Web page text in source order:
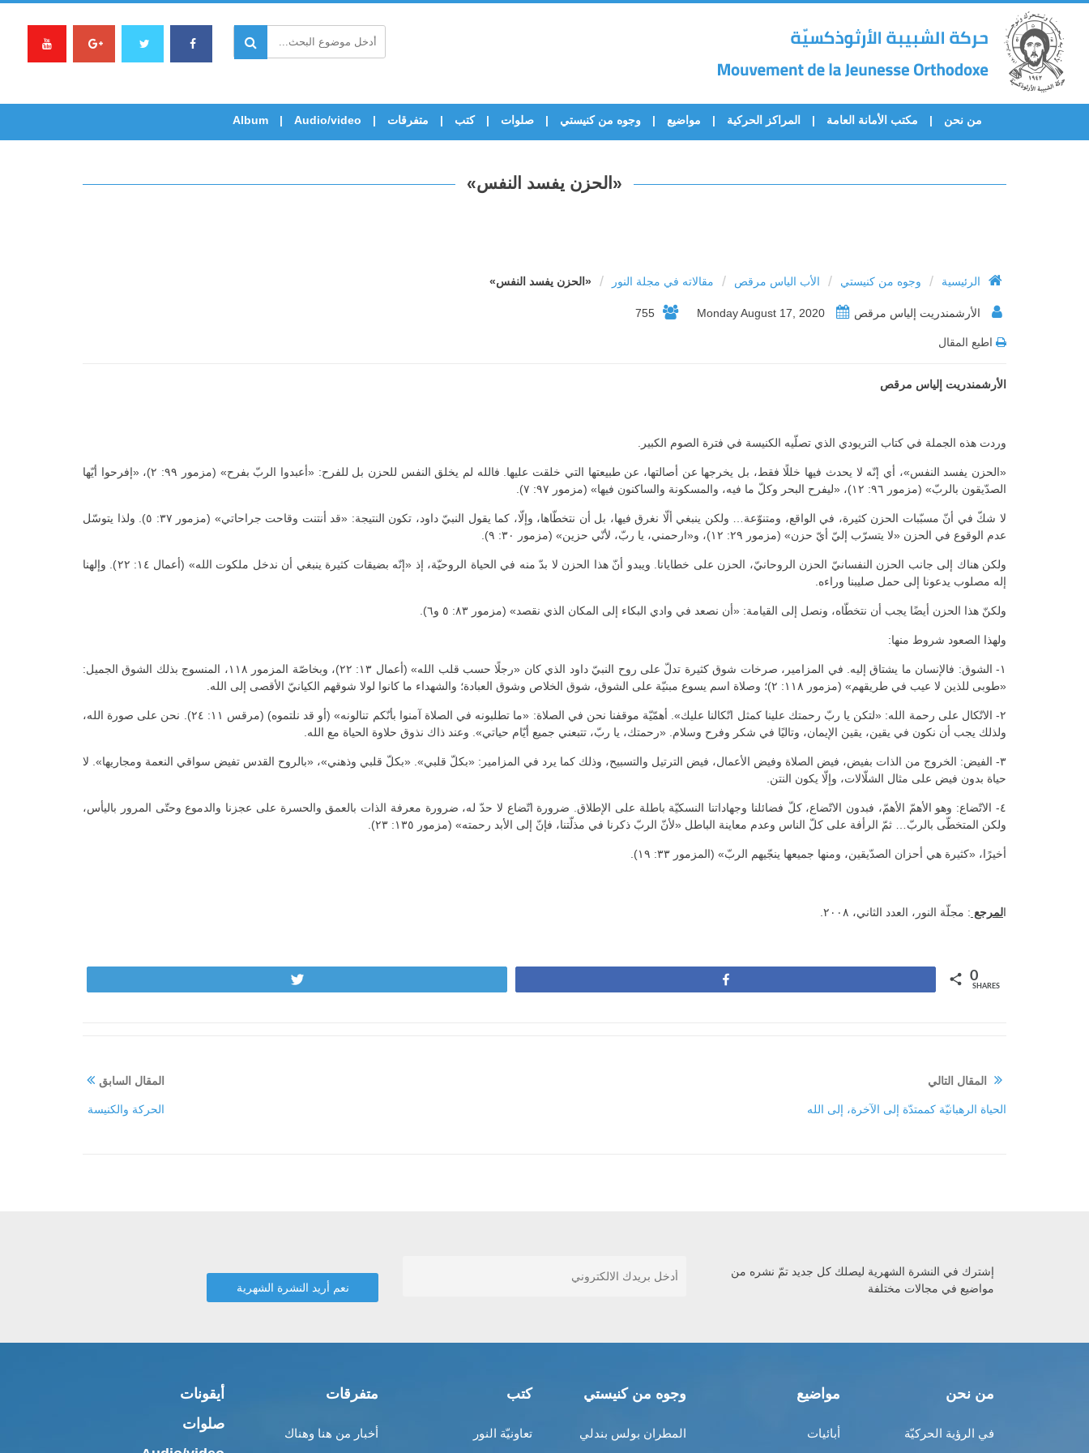
من نحن مكتب الأمانة العامة المراكز الحركية مواضيع وجوه من كنيستي صلوات كتب متفرقات Audio/video
Album
«الحزن يفسد النفس»
الرئيسية / وجوه من كنيستي / الأب الياس مرقص / مقالاته في مجلة النور / «الحزن يفسد النفس»
الأرشمندريت إلياس مرقص 755
اطبع المقال
الأرشمندريت إلياس مرقص
وردت هذه الجملة في كتاب التريودي الذي تصلّيه الكنيسة في فترة الصوم الكبير.
«الحزن يفسد النفس»، أي إنّه لا يحدث فيها خللًا فقط، بل يخرجها عن أصالتها، عن طبيعتها التي خلقت عليها. فالله لم يخلق النفس للحزن بل للفرح: «أعبدوا الربّ بفرح» (مزمور ٩٩: ٢)، «إفرحوا أيّها
الصدّيقون بالربّ» (مزمور ٩٦: ١٢)، «ليفرح البحر وكلّ ما فيه، والمسكونة والساكنون فيها» (مزمور ٩٧: ٧).
لا شكّ في أنّ مسبّبات الحزن كثيرة، في الواقع، ومتنوّعة… ولكن ينبغي ألّا نغرق فيها، بل أن نتخطّاها، وإلّا، كما يقول النبيّ داود، تكون النتيجة: «قد أنتنت وقاحت جراحاتي» (مزمور ٣٧: ٥). ولذا يتوسّل
عدم الوقوع في الحزن «لا يتسرّب إليّ أيّ حزن» (مزمور ٢٩: ١٢)، و«ارحمني، يا ربّ، لأنّي حزين» (مزمور ٣٠: ٩).
ولكن هناك إلى جانب الحزن النفسانيّ الحزن الروحانيّ، الحزن على خطايانا. ويبدو أنّ هذا الحزن لا بدّ منه في الحياة الروحيّة، إذ «إنّه بضيقات كثيرة ينبغي أن ندخل ملكوت الله» (أعمال ١٤: ٢٢). وإلهنا
إله مصلوب يدعونا إلى حمل صليبنا وراءه.
ولكنّ هذا الحزن أيضًا يجب أن نتخطّاه، ونصل إلى القيامة: «أن نصعد في وادي البكاء إلى المكان الذي نقصد» (مزمور ٨٣: ٥ و٦).
ولهذا الصعود شروط منها:
١- الشوق: فالإنسان ما يشتاق إليه. في المزامير، صرخات شوق كثيرة تدلّ على روح النبيّ داود الذي كان «رجلًا حسب قلب الله» (أعمال ١٣: ٢٢)، وبخاصّة المزمور ١١٨، المنسوج بذلك الشوق الجميل:
«طوبى للذين لا عيب في طريقهم» (مزمور ١١٨: ٢)؛ وصلاة اسم يسوع مبنيّة على الشوق، شوق الخلاص وشوق العبادة؛ والشهداء ما كانوا لولا شوقهم الكيانيّ الأقصى إلى الله.
٢- الاتّكال على رحمة الله: «لتكن يا ربّ رحمتك علينا كمثل اتّكالنا عليك». أهمّيّة موقفنا نحن في الصلاة: «ما تطلبونه في الصلاة آمنوا بأنّكم تنالونه» (أو قد نلتموه) (مرقس ١١: ٢٤). نحن على صورة الله،
ولذلك يجب أن نكون في يقين، يقين الإيمان، وتاليًا في شكر وفرح وسلام. «رحمتك، يا ربّ، تتبعني جميع أيّام حياتي». وعند ذاك نذوق حلاوة الحياة مع الله.
٣- الفيض: الخروج من الذات بفيض، فيض الصلاة وفيض الأعمال، فيض الترتيل والتسبيح، وذلك كما يرد في المزامير: «بكلّ قلبي». «بكلّ قلبي وذهني»، «بالروح القدس تفيض سواقي النعمة ومجاريها». لا
حياة بدون فيض على مثال الشلّالات، وإلّا يكون النتن.
٤- الاتّضاع: وهو الأهمّ الأهمّ، فبدون الاتّضاع، كلّ فضائلنا وجهاداتنا النسكيّة باطلة على الإطلاق. ضرورة اتّضاع لا حدّ له، ضرورة معرفة الذات بالعمق والحسرة على عجزنا والدموع وحتّى المرور باليأس،
ولكن المتخطّى بالربّ… ثمّ الرأفة على كلّ الناس وعدم معاينة الباطل «لأنّ الربّ ذكرنا في مذلّتنا، فإنّ إلى الأبد رحمته» (مزمور ١٣٥: ٢٣).
أخيرًا، «كثيرة هي أحزان الصدّيقين، ومنها جميعها ينجّيهم الربّ» (المزمور ٣٣: ١٩).
المرجع : مجلّة النور، العدد الثاني، ٢٠٠٨.
0
SHARES
المقال السابق
الحركة والكنيسة
المقال التالي
الحياة الرهبانيّة كممتدّة إلى الآخرة، إلى الله
إشترك في النشرة الشهرية ليصلك كل جديد تمّ نشره من
مواضيع في مجالات مختلفة
من نحن
في الرؤية الحركيّة
مواضيع
أبائيات
وجوه من كنيستي
المطران بولس بندلي
كتب
تعاونيّة النور
متفرقات
أخبار من هنا وهناك
أيقونات
صلوات